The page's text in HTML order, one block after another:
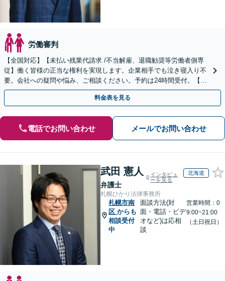
労働審判
【全国対応】【未払い残業代請求 /不当解雇、退職勧奨等労働者側専
従】働く皆様の正当な権利を実現します。企業相手でも泣き寝入り不
要。会社への疑問や悩み、ご相談ください。予約は24時間受付。【初
回面談無料】【夜間・休日対応可】
料金表を見る
電話でお問い合わせ メールでお問い合わせ
武田 憲人
弁護士
インタビュ
ーを見る
北海道
札幌ひかり法律事務所
札幌市南
区 からも
相談受付
中
面談方法(対
面・電話・ビデ
オなど)は応相
談
営業時間：0
9:00~21:00
（土日祝日）